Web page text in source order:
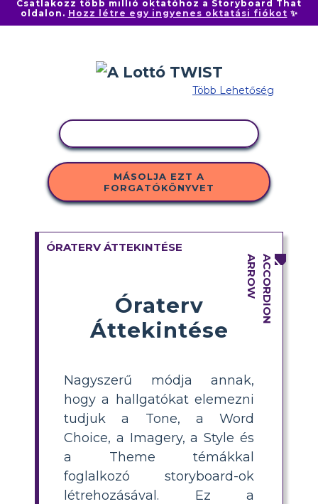
Csatlakozz több millió oktatóhoz a Storyboard That
oldalon. Hozz létre egy ingyenes oktatási fiókot ✨
Több Lehetőség
MÁSOLJA EZT A
FORGATÓKÖNYVET
ÓRATERV ÁTTEKINTÉSE
Óraterv
Áttekintése
Nagyszerű módja annak,
hogy a hallgatókat elemezni
tudjuk a Tone, a Word
Choice, a Imagery, a Style és
a Theme témákkal
foglalkozó storyboard-ok
létrehozásával. Ez a